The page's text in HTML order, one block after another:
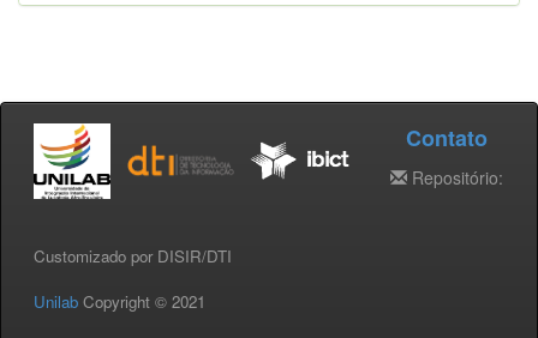
Customizado por DISIR/DTI
Unilab Copyright © 2021
Contato
Repositório: